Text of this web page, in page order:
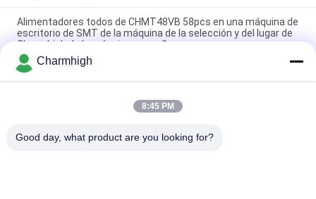
Alimentadores todos de CHMT48VB 58pcs en una máquina de
escritorio de SMT de la máquina de la selección y del lugar de
Charmhigh de la máquina pequeña
La mesa SMT SMD de los modelos de Charmhigh 7 escoge y la
máquina del lugar, pequeño PWB que hace juego la máquina
CHMT36VB escogen y colocan el equipo Charmhigh para la
Charmhigh
8:45 PM
Good day, what product are you looking for?